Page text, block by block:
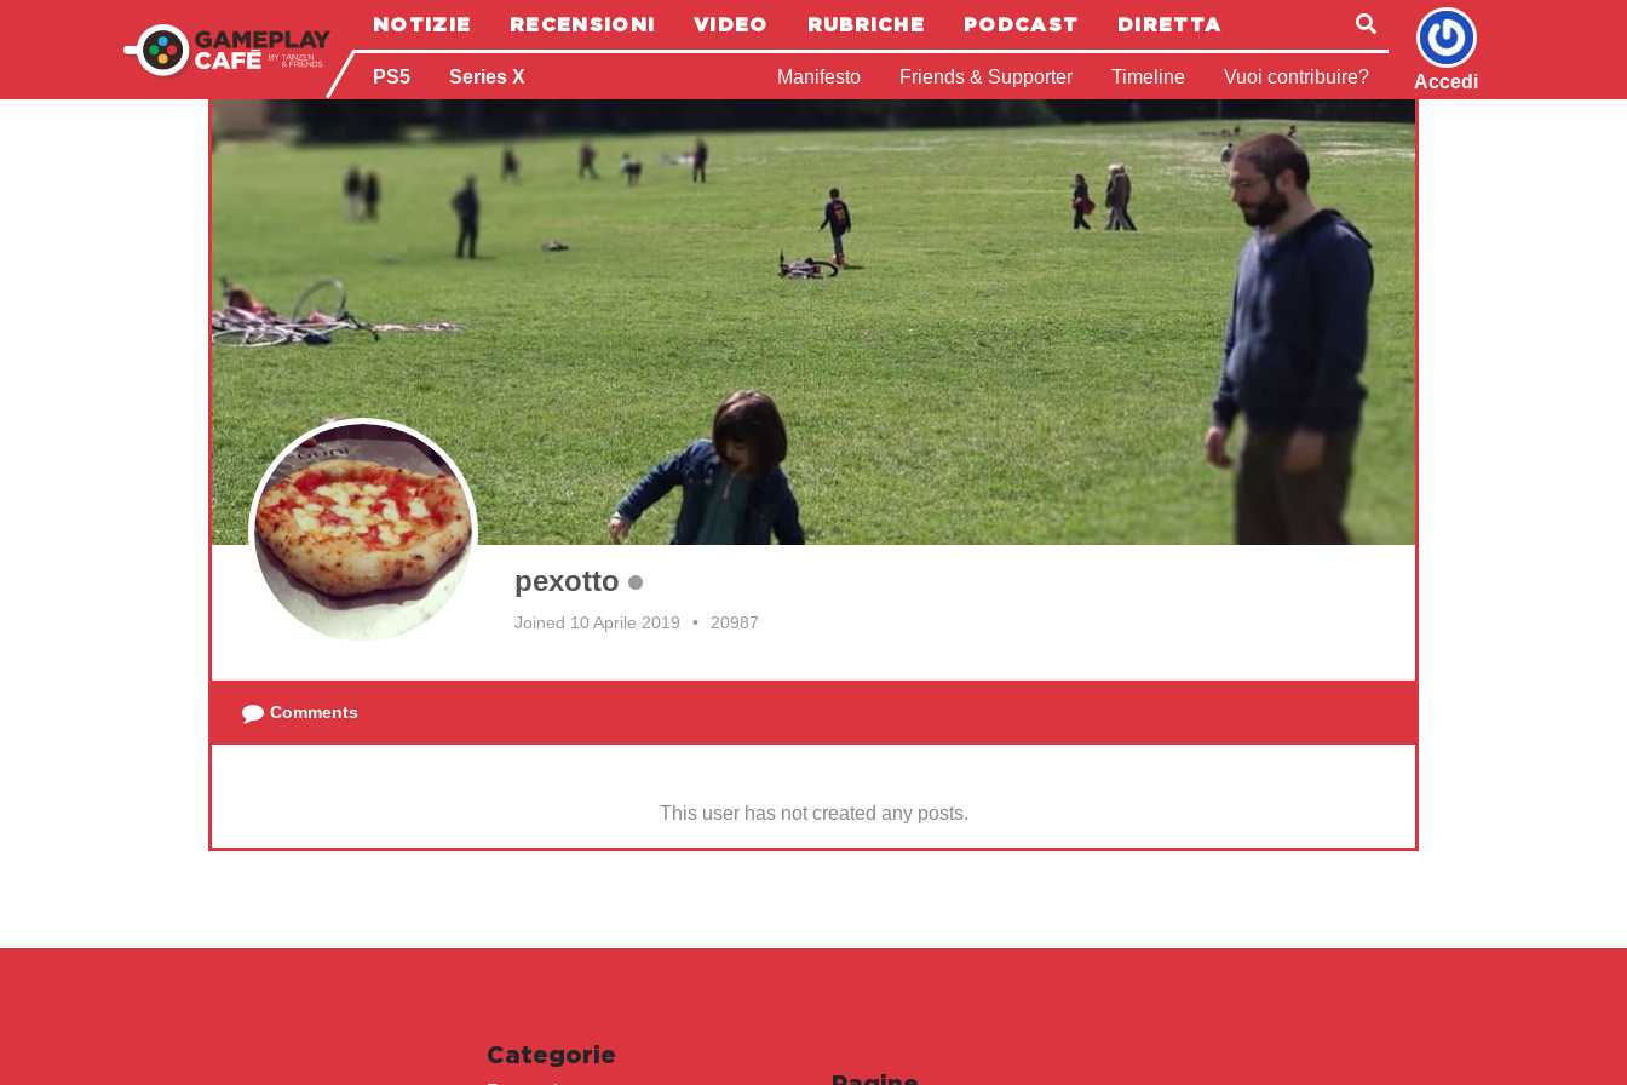
NOTIZIE RECENSIONI VIDEO RUBRICHE PODCAST DIRETTA
PS5 Series X Manifesto Friends & Supporter Timeline Vuoi contribuire? Accedi
pexotto
Joined 10 Aprile 2019 • 20987
Comments
This user has not created any posts.
Categorie